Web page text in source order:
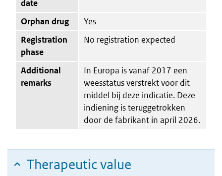
date
Orphan drug
Yes
Registration
phase
No registration expected
Additional
remarks
In Europa is vanaf 2017 een
weesstatus verstrekt voor dit
middel bij deze indicatie. Deze
indiening is teruggetrokken
door de fabrikant in april 2026.
Therapeutic value